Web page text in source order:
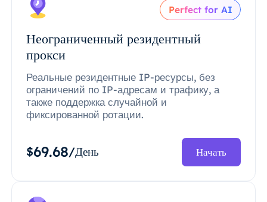
Perfect for AI
Неограниченный резидентный
прокси
Реальные резидентные IP-ресурсы, без
ограничений по IP-адресам и трафику, а
также поддержка случайной и
фиксированной ротации.
$69.68/День Начать